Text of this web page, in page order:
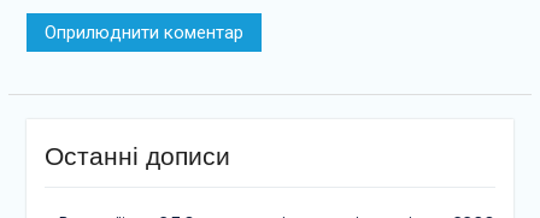
Останні дописи